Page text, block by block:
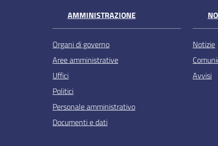
AMMINISTRAZIONE
Organi di governo
Aree amministrative
Uffici
Politici
Personale amministrativo
Documenti e dati
Notizie
Avvisi